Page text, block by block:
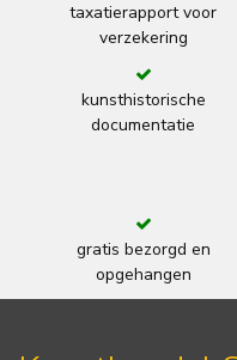
taxatierapport voor
verzekering
kunsthistorische
documentatie
gratis bezorgd en
opgehangen